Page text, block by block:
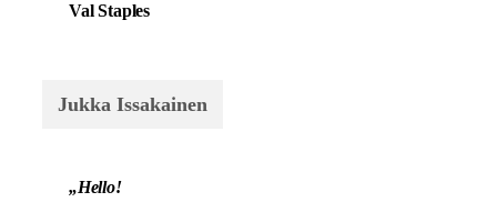
Val Staples
Jukka Issakainen
„Hello!